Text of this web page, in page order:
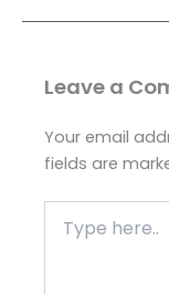
Leave a
Your email
fields are
here..